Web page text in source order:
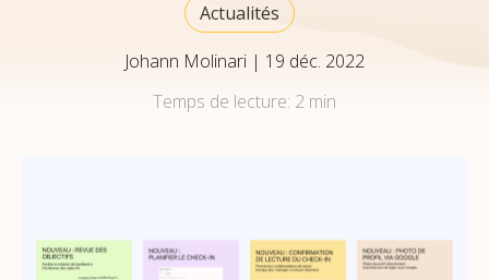
Actualités
Johann Molinari | 19 déc. 2022
Temps de lecture: 2 min